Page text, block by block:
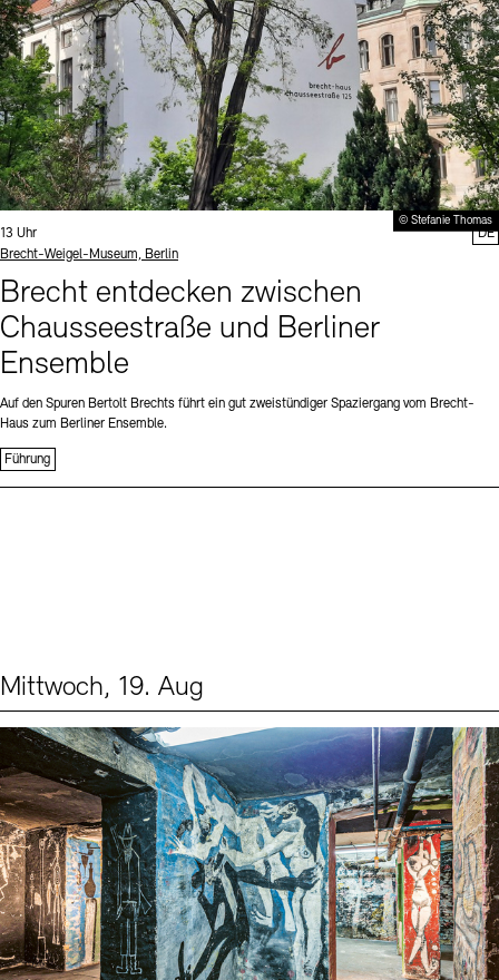
© Stefanie Thomas
Uhrzeit:
13 Uhr
Standort
Brecht-Weigel-Museum, Berlin
Brecht entdecken zwischen
Chausseestraße und Berliner
Ensemble
Auf den Spuren Bertolt Brechts führt ein gut zweistündiger Spaziergang vom Brecht-
Haus zum Berliner Ensemble.
Führung
DE
Mittwoch, 19. Aug